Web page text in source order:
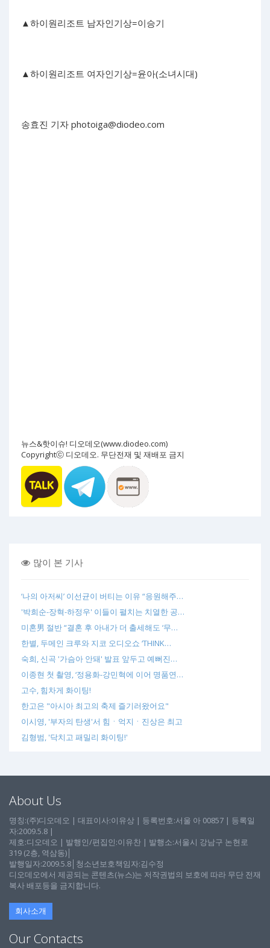
▲하이원리조트 남자인기상=이승기
▲하이원리조트 여자인기상=윤아(소녀시대)
송효진 기자 photoiga@diodeo.com
뉴스&핫이슈! 디오데오(www.diodeo.com)
Copyrightⓒ 디오데오. 무단전재 및 재배포 금지
많이 본 기사
‘나의 아저씨’ 이선균이 버티는 이유 “응원해주…
'박희순-장혁-하정우' 이들이 펼치는 치열한 공…
미혼男 절반 “결혼 후 아내가 더 출세해도 ‘무…
한별, 두메인 크루와 지코 오디오쇼 ‘THINK…
숙희, 신곡 '가슴아 안돼' 발표 앞두고 예뻐진…
이종현 첫 촬영, ‘정용화-강민혁에 이어 명품연…
고수, 힘차게 화이팅!
한고은 "아시아 최고의 축제 즐기러왔어요"
이시영, '부자의 탄생'서 힘ㆍ억지ㆍ진상은 최고
김형범, '닥치고 패밀리 화이팅!'
About Us
명칭:(주)디오데오 | 대표이사:이유상 | 등록번호:서울 아 00857 | 등록일
자:2009.5.8 |
제호:디오데오 | 발행인/편집인:이유찬 | 발행소:서울시 강남구 논현로
319 (2층, 역삼동)│
발행일자:2009.5.8│청소년보호책임자:김수정
디오데오에서 제공되는 콘텐츠(뉴스)는 저작권법의 보호에 따라 무단 전재
복사 배포등을 금지합니다.
회사소개
Our Contacts